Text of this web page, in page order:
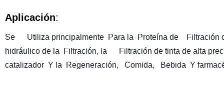
Aplicación:
Se Utiliza principalmente Para la Proteína de Filtración
hidráulico de la Filtración, la Filtración de tinta de alta
catalizador Y la Regeneración, Comida, Bebida Y